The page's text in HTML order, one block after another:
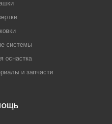
системы
оснастка
и запчасти